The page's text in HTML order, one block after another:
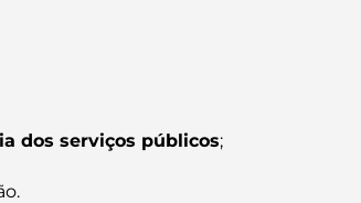
dos serviços públicos;